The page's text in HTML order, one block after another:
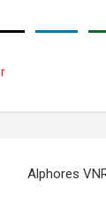
Alphores